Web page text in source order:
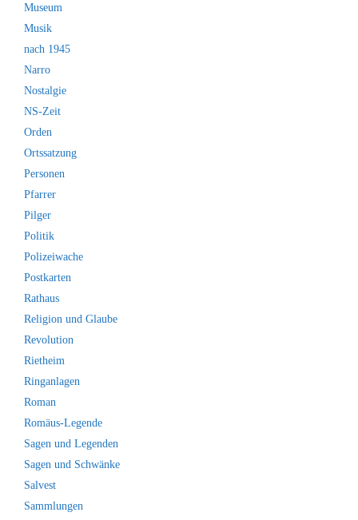
Museum
Musik
nach 1945
Narro
Nostalgie
NS-Zeit
Orden
Ortssatzung
Personen
Pfarrer
Pilger
Politik
Polizeiwache
Postkarten
Rathaus
Religion und Glaube
Revolution
Rietheim
Ringanlagen
Roman
Romäus-Legende
Sagen und Legenden
Sagen und Schwänke
Salvest
Sammlungen